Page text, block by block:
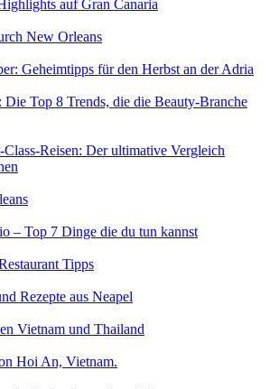
auf Gran Canaria
New Orleans
Geheimtipps für den Herbst an der Adria
Die Top 8 Trends, die die Beauty-Branche
Class-Reisen: Der ultimative Vergleich
– Top 7 Dinge die du tun kannst
Tipps
Rezepte aus Neapel
Vietnam und Thailand
Hoi An, Vietnam.